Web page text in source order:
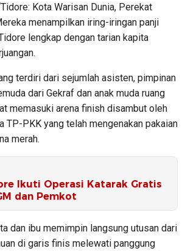
Kota Warisan Dunia, Perekat
menampilkan iring-iringan panji
lengkap dengan tarian kapita
terdiri dari sejumlah asisten, pimpinan
dari Gekraf dan anak muda ruang
memasuki arena finish disambut oleh
TP-PKK yang telah mengenakan pakaian
merah.
Ikuti Operasi Katarak Gratis
dan Pemkot
dan ibu memimpin langsung utusan dari
di garis finis melewati panggung